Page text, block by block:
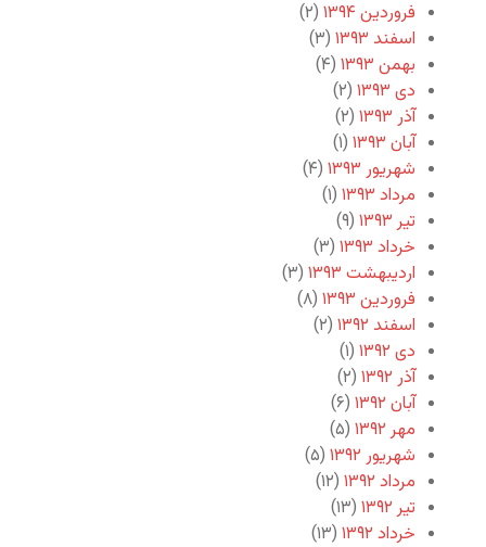
فروردین ۱۳۹۴
(۲)
اسفند ۱۳۹۳
(۳)
بهمن ۱۳۹۳
(۴)
دی ۱۳۹۳
(۲)
آذر ۱۳۹۳
(۲)
آبان ۱۳۹۳
(۱)
شهریور ۱۳۹۳
(۴)
مرداد ۱۳۹۳
(۱)
تیر ۱۳۹۳
(۹)
خرداد ۱۳۹۳
(۳)
اردیبهشت ۱۳۹۳
(۳)
فروردین ۱۳۹۳
(۸)
اسفند ۱۳۹۲
(۲)
دی ۱۳۹۲
(۱)
آذر ۱۳۹۲
(۲)
آبان ۱۳۹۲
(۶)
مهر ۱۳۹۲
(۵)
شهریور ۱۳۹۲
(۵)
مرداد ۱۳۹۲
(۱۲)
تیر ۱۳۹۲
(۱۳)
خرداد ۱۳۹۲
(۱۳)